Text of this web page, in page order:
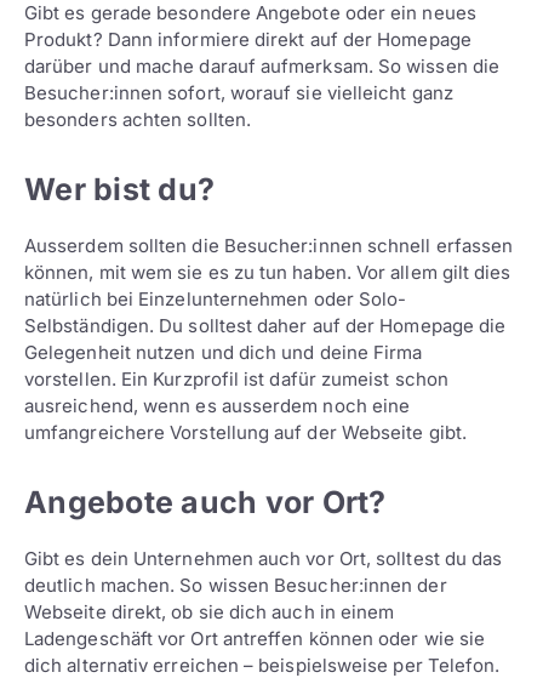
Gibt es gerade besondere Angebote oder ein neues
Produkt? Dann informiere direkt auf der Homepage
darüber und mache darauf aufmerksam. So wissen die
Besucher:innen sofort, worauf sie vielleicht ganz
besonders achten sollten.
Wer bist du?
Ausserdem sollten die Besucher:innen schnell erfassen
können, mit wem sie es zu tun haben. Vor allem gilt dies
natürlich bei Einzelunternehmen oder Solo-
Selbständigen. Du solltest daher auf der Homepage die
Gelegenheit nutzen und dich und deine Firma
vorstellen. Ein Kurzprofil ist dafür zumeist schon
ausreichend, wenn es ausserdem noch eine
umfangreichere Vorstellung auf der Webseite gibt.
Angebote auch vor Ort?
Gibt es dein Unternehmen auch vor Ort, solltest du das
deutlich machen. So wissen Besucher:innen der
Webseite direkt, ob sie dich auch in einem
Ladengeschäft vor Ort antreffen können oder wie sie
dich alternativ erreichen – beispielsweise per Telefon.